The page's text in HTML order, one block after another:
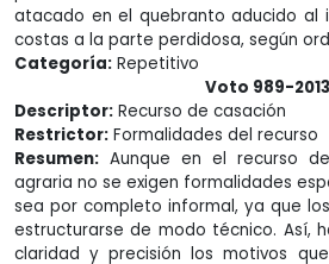
atacado en el quebranto aducido al
costas a la parte perdidosa, según
Categoría: Repetitivo
Voto 989-2013
Descriptor: Recurso de casación
Restrictor: Formalidades del recurso
Resumen: Aunque en el recurso
agraria no se exigen formalidades
sea por completo informal, ya que
estructurarse de modo técnico. Así,
claridad y precisión los motivos